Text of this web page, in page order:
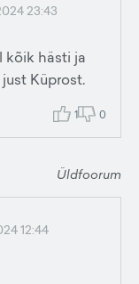
23:43
kõik hästi ja
Küprost.
1 0
Üldfoorum
12:44